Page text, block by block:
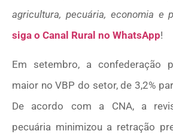
agricultura, pecuária, economia e
siga o Canal Rural no WhatsApp!
Em setembro, a confederação
maior no VBP do setor, de 3,2%
De acordo com a CNA, a
pecuária minimizou a retração